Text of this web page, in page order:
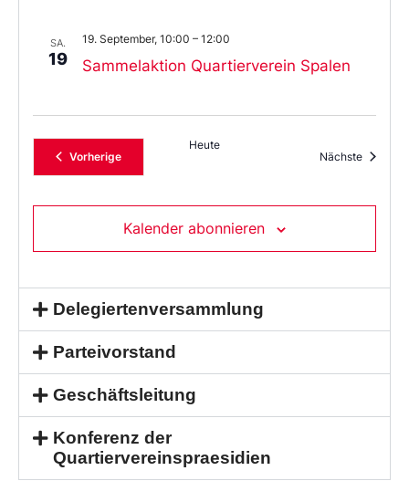
SA.
19 Sammelaktion Quartierverein Spalen
19. September, 10:00 – 12:00
VorherigeVeranstaltungen
Heute
Nächste
Kalender abonnieren
Delegiertenversammlung
Parteivorstand
Geschäftsleitung
Konferenz der
Quartiervereinspraesidien